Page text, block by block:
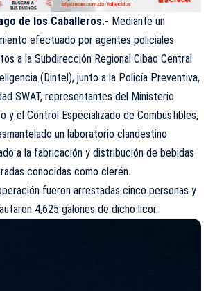
de los Caballeros.- Mediante un
efectuado por agentes policiales
a la Subdirección Regional Cibao Central
(Dintel), junto a la Policía Preventiva,
SWAT, representantes del Ministerio
y el Control Especializado de Combustibles,
un laboratorio clandestino
a la fabricación y distribución de bebidas
conocidas como clerén.
fueron arrestadas cinco personas y
4,625 galones de dicho licor.